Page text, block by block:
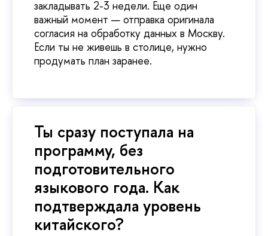
закладывать 2-3 недели. Еще один
важный момент — отправка оригинала
согласия на обработку данных в Москву.
Если ты не живешь в столице, нужно
продумать план заранее.
Ты сразу поступала на
программу, без
подготовительного
языкового года. Как
подтверждала уровень
китайского?